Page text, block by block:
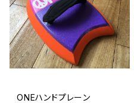
ONEハンドプレーン